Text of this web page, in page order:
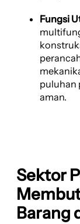
Fungsi
puluhan
aman.
Sektor
Barang